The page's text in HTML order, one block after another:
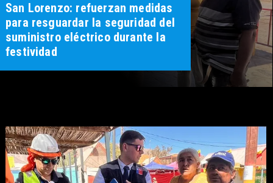
San Lorenzo: refuerzan medidas
para resguardar la seguridad del
suministro eléctrico durante la
festividad